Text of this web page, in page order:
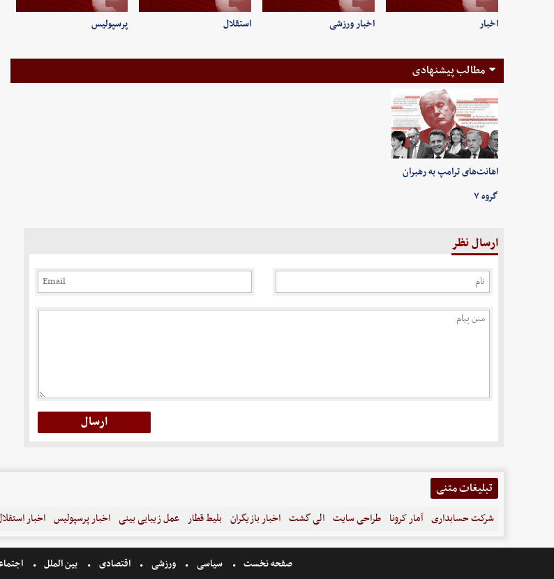
اخبار اخبار ورزشی استقلال پرسپولیس
مطالب پیشنهادی
اهانت‌های ترامپ به رهبران
گروه ۷
ارسال نظر
تبلیغات متنی
شرکت حسابداری آمار کرونا طراحی سایت الی گشت اخبار بازیگران بلیط قطار عمل زیبایی بینی اخبار پرسپولیس اخبار
صفحه نخست سیاسی ورزشی اقتصادی بین الملل